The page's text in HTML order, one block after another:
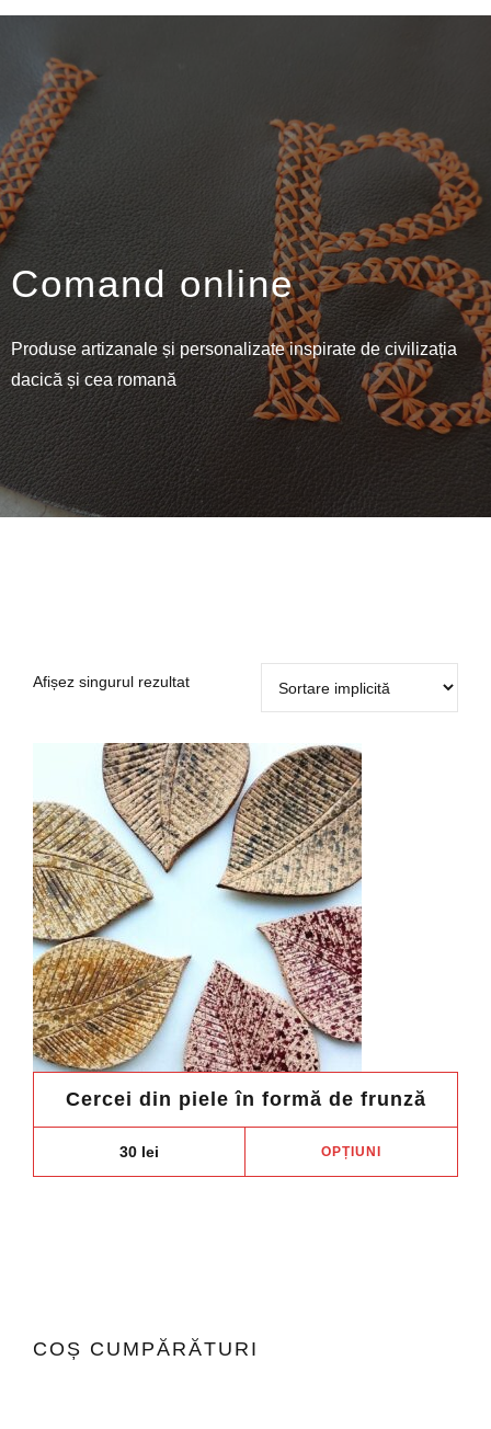
Comand online
Produse artizanale și personalizate inspirate de civilizația
dacică și cea romană
Afișez singurul rezultat
Cercei din piele în formă de frunză
30 lei OPȚIUNI
COȘ CUMPĂRĂTURI